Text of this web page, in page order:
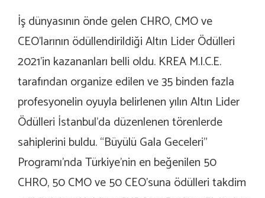
İş dünyasının önde gelen CHRO, CMO ve
CEO’larının ödüllendirildiği Altın Lider Ödülleri
2021’in kazananları belli oldu. KREA M.I.C.E.
tarafından organize edilen ve 35 binden fazla
profesyonelin oyuyla belirlenen yılın Altın Lider
Ödülleri İstanbul’da düzenlenen törenlerde
sahiplerini buldu. “Büyülü Gala Geceleri”
Programı’nda Türkiye’nin en beğenilen 50
CHRO, 50 CMO ve 50 CEO’suna ödülleri takdim